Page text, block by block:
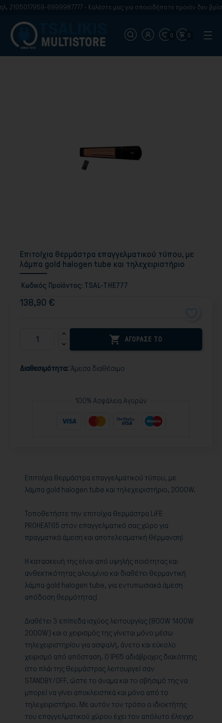
6999987777 - Καλέστε μας για οποιοδήποτε προιόν δεν βρίσκετε στην
0 0
Επιτοίχια θερμάστρα επαγγελματικού τύπου, με
λάμπα gold halogen tube και τηλεχειριστήριο
Κωδικός Προϊόντος: TSAL-THE777
138,90 €
 ΑΓΟΡΑΣΕ ΤΟ
Διαθεσιμότητα: Άμεσα διαθέσιμο
100% Ασφάλεια Αγορών
Επιτοίχια θερμάστρα επαγγελματικού τύπου, με
λάμπα gold halogen tube και τηλεχειριστήριο, 2000W.
Τοποθετήστε την επιτοίχια θερμάστρα LiFE
PROHEAT65 στον επαγγελματικό σας χώρο για
πραγματικά άμεση και αποτελεσματική θέρμανση!
Η κατασκευή της είναι από υψηλής ποιότητας και
ανθεκτικότητας αλουμίνιο και διαθέτει θερμαντική
λάμπα gold halogen tube, για εντυπωσιακά άμεση
απόδοση θερμότητας!
Διαθέτει 3 επίπεδα ισχύος λειτουργίας (800W 1400W
2000W) και ο χειρισμός της γίνεται μόνο μέσω
τηλεχειριστηρίου για ασφαλή, άνετο και εύκολο
χειρισμό από απόσταση. Ο IP65 αδιάβροχος διακόπτης
στο πλάι της θερμάστρας λειτουργεί σαν
STANDBY/OFF, ώστε το άναμα και το σβήσιμό της να
μπορεί να γίνει αποκλειστικά και μόνο από το
τηλεχειριστήριο. Με αυτόν τον τρόπο ο ιδιοκτήτης
του επαγγελματικού χώρου έχει τον απόλυτο έλεγχο